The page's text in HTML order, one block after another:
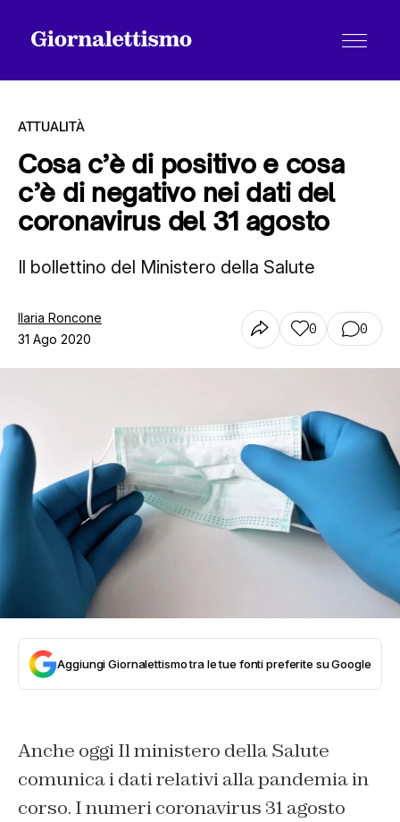
Tutti gli articoli
Chi siamo
Contatti
ATTUALITÀ
Cosa c’è di positivo e cosa
c’è di negativo nei dati del
coronavirus del 31 agosto
Il bollettino del Ministero della Salute
Ilaria Roncone
31 Ago 2020
0 0
Aggiungi Giornalettismo tra le tue fonti preferite su Google
Anche oggi Il ministero della Salute
comunica i dati relativi alla pandemia in
corso. I numeri coronavirus 31 agosto